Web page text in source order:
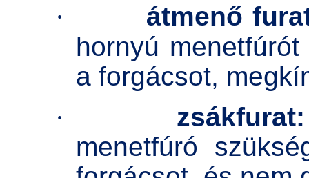
·
átmenő
hornyú
a forgácsot,
·
zsákfurat:
menetfúró